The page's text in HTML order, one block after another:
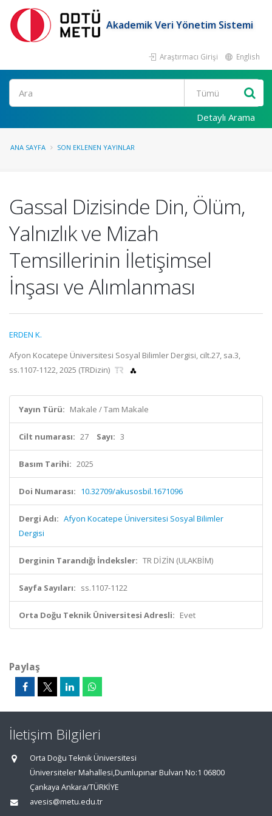
Akademik Veri Yönetim Sistemi
Araştırmacı Girişi English
Ara
Detaylı Arama
ANA SAYFA SON EKLENEN YAYINLAR
Gassal Dizisinde Din, Ölüm,
Yalnızlık ve Mizah
Temsillerinin İletişimsel
İnşası ve Alımlanması
ERDEN K.
Afyon Kocatepe Üniversitesi Sosyal Bilimler Dergisi, cilt.27, sa.3,
ss.1107-1122, 2025 (TRDizin)
Yayın Türü: Makale / Tam Makale
Cilt numarası: 27 Sayı: 3
Basım Tarihi: 2025
Doi Numarası: 10.32709/akusosbil.1671096
Dergi Adı: Afyon Kocatepe Üniversitesi Sosyal Bilimler
Dergisi
Derginin Tarandığı İndeksler: TR DİZİN (ULAKBİM)
Sayfa Sayıları: ss.1107-1122
Orta Doğu Teknik Üniversitesi Adresli: Evet
Paylaş
İletişim Bilgileri
Orta Doğu Teknik Üniversitesi
Üniversiteler Mahallesi,Dumlupınar Bulvarı No:1 06800
Çankaya Ankara/TÜRKİYE
avesis@metu.edu.tr